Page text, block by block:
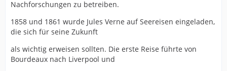
Nachforschungen zu betreiben.
1858 und 1861 wurde Jules Verne auf Seereisen eingeladen,
die sich für seine Zukunft
als wichtig erweisen sollten. Die erste Reise führte von
Bourdeaux nach Liverpool und